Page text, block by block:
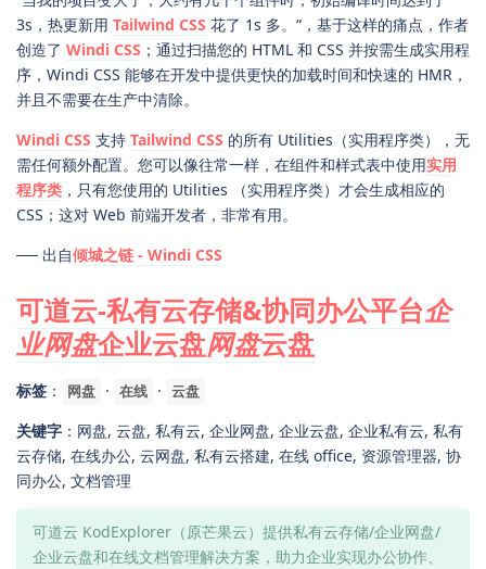
3s，热更新用 Tailwind CSS 花了 1s 多。“，基于这样的痛点，作者
创造了 Windi CSS ；通过扫描您的 HTML 和 CSS 并按需生成实用程
序，Windi CSS 能够在开发中提供更快的加载时间和快速的 HMR，
并且不需要在生产中清除。
Windi CSS 支持 Tailwind CSS 的所有 Utilities（实用程序类），无
需任何额外配置。您可以像往常一样，在组件和样式表中使用实用
程序类 ，只有您使用的 Utilities （实用程序类）才会生成相应的
CSS；这对 Web 前端开发者，非常有用。
── 出自倾城之链 - Windi CSS
可道云-私有云存储&协同办公平台企
业网盘企业云盘网盘云盘
标签 ： 网盘 · 在线 · 云盘
关键字 ：网盘, 云盘, 私有云, 企业网盘, 企业云盘, 企业私有云, 私有
云存储, 在线办公, 云网盘, 私有云搭建, 在线 office, 资源管理器, 协
同办公, 文档管理
可道云 KodExplorer（原芒果云）提供私有云存储/企业网盘/
企业云盘和在线文档管理解决方案，助力企业实现办公协作、